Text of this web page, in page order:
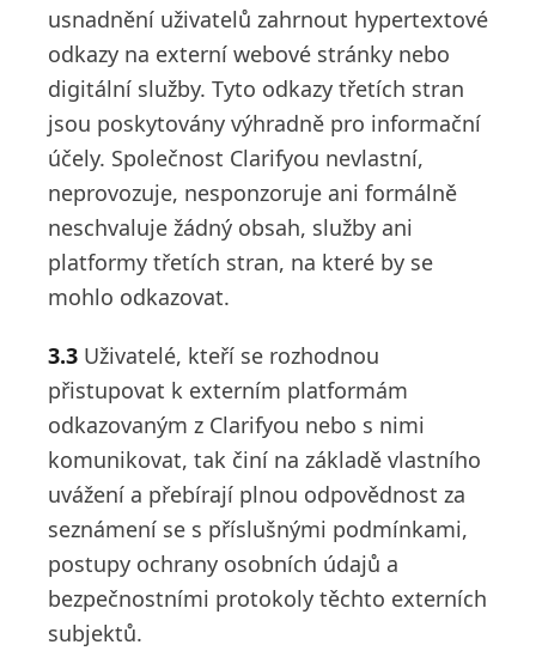
usnadnění uživatelů zahrnout hypertextové
odkazy na externí webové stránky nebo
digitální služby. Tyto odkazy třetích stran
jsou poskytovány výhradně pro informační
účely. Společnost Clarifyou nevlastní,
neprovozuje, nesponzoruje ani formálně
neschvaluje žádný obsah, služby ani
platformy třetích stran, na které by se
mohlo odkazovat.
3.3 Uživatelé, kteří se rozhodnou
přistupovat k externím platformám
odkazovaným z Clarifyou nebo s nimi
komunikovat, tak činí na základě vlastního
uvážení a přebírají plnou odpovědnost za
seznámení se s příslušnými podmínkami,
postupy ochrany osobních údajů a
bezpečnostními protokoly těchto externích
subjektů.